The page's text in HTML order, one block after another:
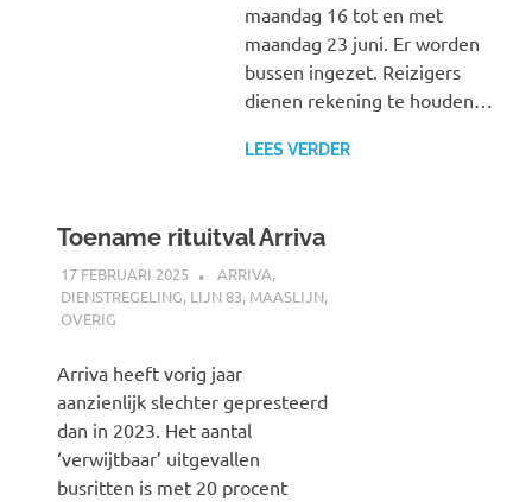
maandag 16 tot en met
maandag 23 juni. Er worden
bussen ingezet. Reizigers
dienen rekening te houden…
LEES VERDER
Toename rituitval Arriva
17 FEBRUARI 2025 SPOORZOEKER
ARRIVA,
DIENSTREGELING, LIJN 83, MAASLIJN,
OVERIG
Arriva heeft vorig jaar
aanzienlijk slechter gepresteerd
dan in 2023. Het aantal
‘verwijtbaar’ uitgevallen
busritten is met 20 procent